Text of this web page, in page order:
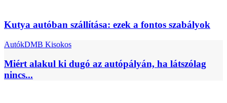
Kutya autóban szállítása: ezek a fontos szabályok
AutókDMB Kisokos
Miért alakul ki dugó az autópályán, ha látszólag
nincs...